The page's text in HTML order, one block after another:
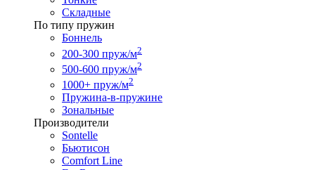
Складные
По типу пружин
Боннель
200-300 пруж/м2
500-600 пруж/м2
1000+ пруж/м2
Пружина-в-пружине
Зональные
Производители
Sontelle
Бьютисон
Comfort Line